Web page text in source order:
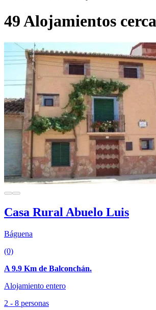
49 Alojamientos
Casa Rural Abuelo Luis
Báguena
(0)
A 9.9 Km de Balconchán.
Alojamiento entero
2 - 8 personas